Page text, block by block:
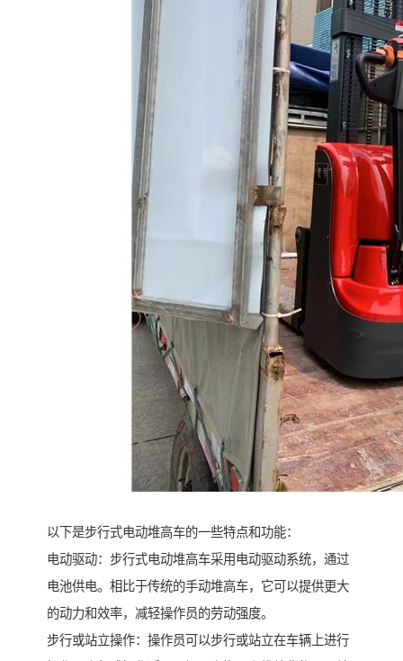
以下是步行式电动堆高车的一些特点和功能：
电动驱动：步行式电动堆高车采用电动驱动系统，通过
电池供电。相比于传统的手动堆高车，它可以提供更大
的动力和效率，减轻操作员的劳动强度。
步行或站立操作：操作员可以步行或站立在车辆上进行